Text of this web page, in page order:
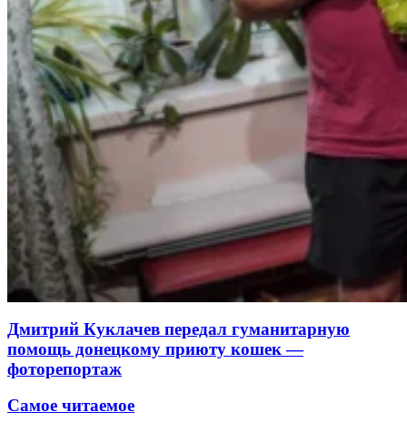
Дмитрий Куклачев передал гуманитарную
помощь донецкому приюту кошек —
фоторепортаж
Самое читаемое